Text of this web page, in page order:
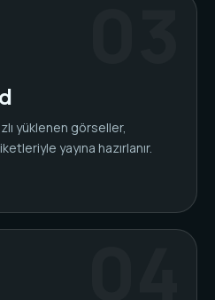
yüklenen görseller,
yayına hazırlanır.